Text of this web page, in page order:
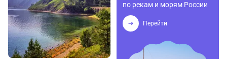
по рекам и морям России
Перейти